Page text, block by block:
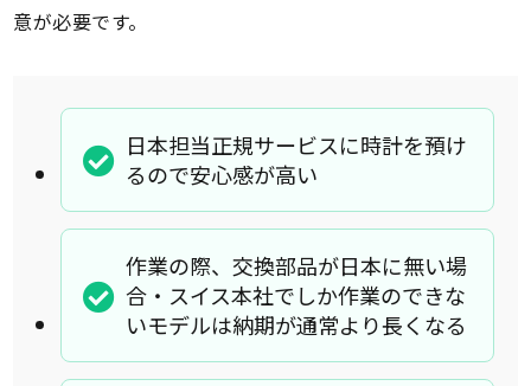
意が必要です。
日本担当正規サービスに時計を預け
るので安心感が高い
作業の際、交換部品が日本に無い場
合・スイス本社でしか作業のできな
いモデルは納期が通常より長くなる